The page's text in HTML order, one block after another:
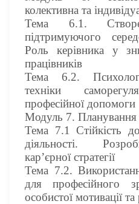
колективна та
Тема 6.1.
підтримуючого
Роль керівника у
працівників
Тема 6.2.
техніки
професійної допомоги
Модуль 7. Планування
Тема 7.1 Стійкість
діяльності.
кар’єрної стратегії
Тема 7.2.
для професійного
особистої мотивації та